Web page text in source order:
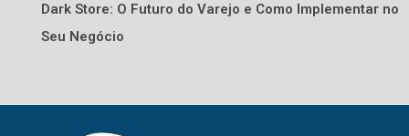
Dark Store: O Futuro do Varejo e Como Implementar no
Seu Negócio